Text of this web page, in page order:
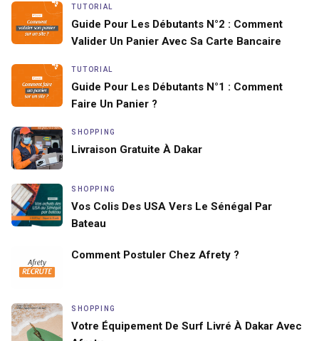
TUTORIAL
Guide Pour Les Débutants N°2 : Comment
Valider Un Panier Avec Sa Carte Bancaire
TUTORIAL
Guide Pour Les Débutants N°1 : Comment
Faire Un Panier ?
SHOPPING
Livraison Gratuite À Dakar
SHOPPING
Vos Colis Des USA Vers Le Sénégal Par
Bateau
Comment Postuler Chez Afrety ?
SHOPPING
Votre Équipement De Surf Livré À Dakar Avec